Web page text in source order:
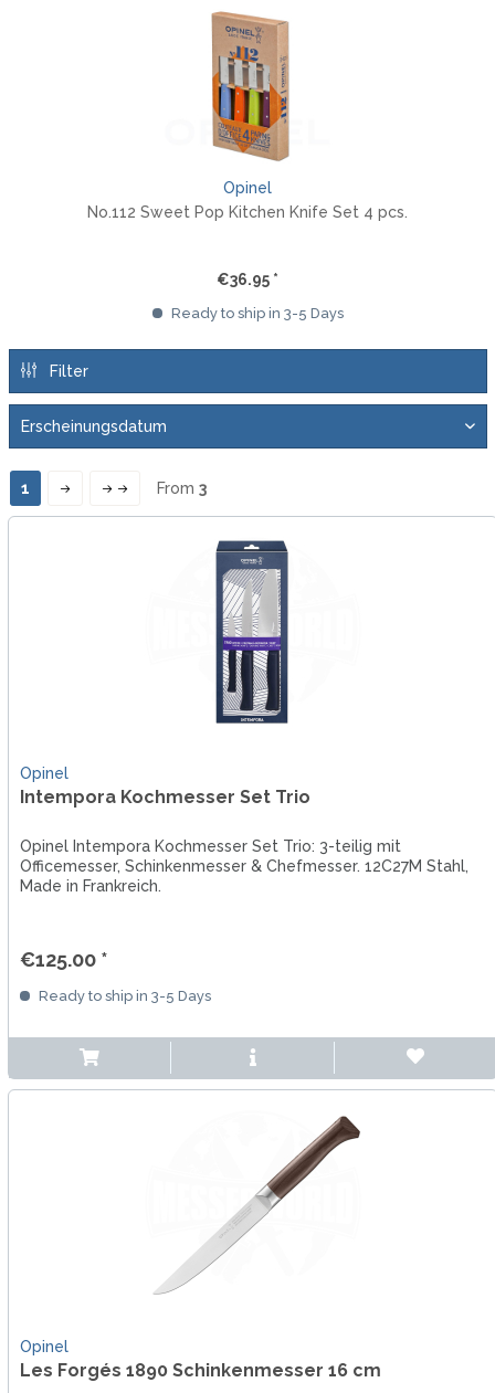
Opinel
No.112 Sweet Pop Kitchen Knife Set 4 pcs.
€36.95 *
Ready to ship in 3-5 Days
Filter
1 From 3
Opinel
Intempora Kochmesser Set Trio
Opinel Intempora Kochmesser Set Trio: 3-teilig mit
Officemesser, Schinkenmesser & Chefmesser. 12C27M Stahl,
Made in Frankreich.
€125.00 *
Ready to ship in 3-5 Days
Opinel
Les Forgés 1890 Schinkenmesser 16 cm